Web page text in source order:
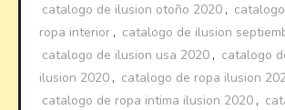
catalogo de ilusion otoño 2020 ,
ropa interior , catalogo de ilusion
catalogo de ilusion usa 2020 , catalogo
ilusion 2020 , catalogo de ropa ilusion
catalogo de ropa intima ilusion 2020 ,